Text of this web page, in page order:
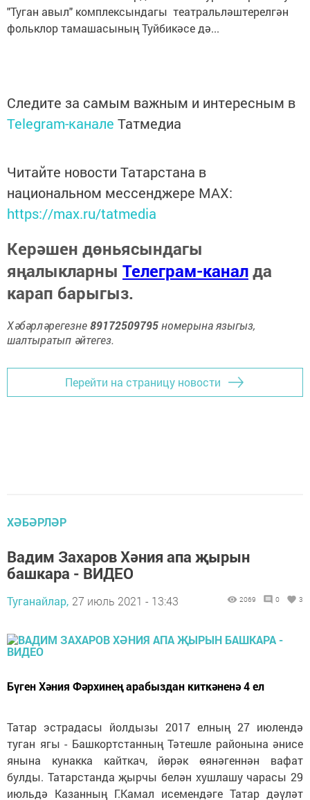
"Туган авыл" комплексындагы театральләштерелгән
фольклор тамашасының Туйбикәсе дә...
Следите за самым важным и интересным в
Telegram-канале Татмедиа
Читайте новости Татарстана в
национальном мессенджере MАХ:
https://max.ru/tatmedia
Керәшен дөньясындагы
яңалыкларны Телеграм-каналда
карап барыгыз.
Хәбәрләрегезне89172509795номерына языгыз,
шалтыратып әйтегез.
Перейти на страницу новости
ХӘБӘРЛӘР
Вадим Захаров Хәния апа җырын
башкара - ВИДЕО
Туганайлар, 27 июль 2021 - 13:43 2069 0 3
Бүген Хәния Фәрхинең арабыздан киткәненә 4 ел
Татар эстрадасы йолдызы 2017 елның 27 июлендә
туган ягы - Башкортстанның Тәтешле районына әнисе
янына кунакка кайткач, йөрәк өянәгеннән вафат
булды. Татарстанда җырчы белән хушлашу чарасы 29
июльдә Казанның Г.Камал исемендәге Татар дәүләт